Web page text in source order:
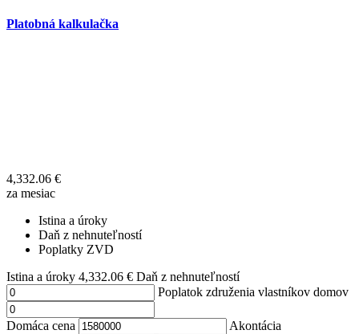
Platobná kalkulačka
4,332.06 €
za mesiac
Istina a úroky
Daň z nehnuteľností
Poplatky ZVD
Istina a úroky 4,332.06 € Daň z nehnuteľností
Poplatok združenia vlastníkov domov
Domáca cena Akontácia